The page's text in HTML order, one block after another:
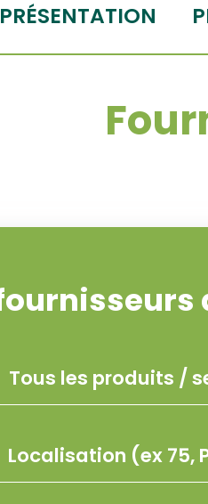
PRÉSENTATION